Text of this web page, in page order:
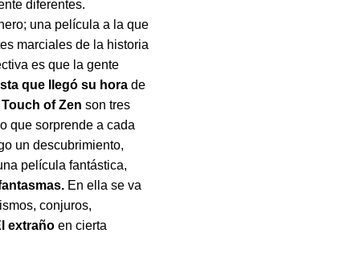
diferentes.
una película a la que
marciales de la historia
es que la gente
que llegó su hora de
Touch of Zen son tres
que sorprende a cada
un descubrimiento,
película fantástica,
En ella se va
conjuros,
extraño en cierta